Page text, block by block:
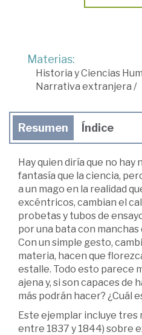
Materias:
Historia y Ciencias
Narrativa extranjera /
Resumen Índice
Hay quien diría que no hay
fantasía que la ciencia,
a un mago en la realidad
excéntricos, cambian el
probetas y tubos de
por una bata con
Con un simple gesto,
materia, hacen que
estalle. Todo esto parece
ajena y, si son capaces de
más podrán hacer? ¿Cuál
Este ejemplar incluye tres
entre 1837 y 1844) sobre